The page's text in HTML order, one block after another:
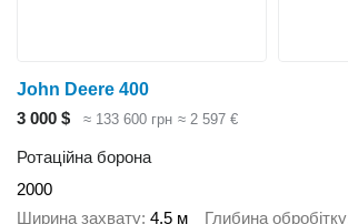
John Deere 400
3 000 $
≈ 133 600 грн ≈ 2 597 €
Ротаційна борона
2000
Ширина захвату 4,5 м Глибина обробітку